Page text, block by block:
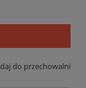
do przechowalni